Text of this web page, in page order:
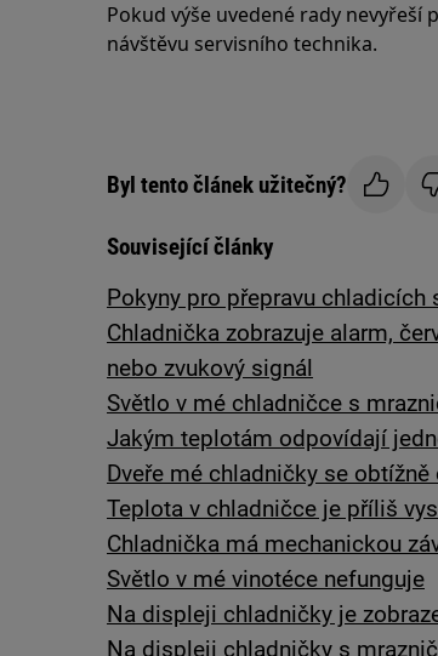
Pokud výše uvedené rady
návštěvu servisního technika.
Byl tento článek užitečný?
Související články
Pokyny pro přepravu chladicích
Chladnička zobrazuje alarm,
nebo zvukový signál
Světlo v mé chladničce s
Jakým teplotám odpovídají
Dveře mé chladničky se
Teplota v chladničce je příliš
Chladnička má mechanickou
Světlo v mé vinotéce nefunguje
Na displeji chladničky je
Na displeji chladničky s